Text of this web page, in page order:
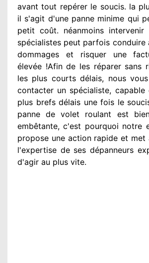
avant tout repérerle soucis. la
il s'agit d'une panne minime qui
petit coût. néanmoins intervenir
spécialistes peut parfois conduire
dommages et risquer une
élevée !Afin de les réparersans
les plus courtsdélais, nous
contacter un spécialiste, capable
plus brefs délais une fois le
panne de volet roulant est
embêtante, c'est pourquoi notre
propose une actionrapide et met
l'expertise de ses dépanneurs
d'agir au plus vite.